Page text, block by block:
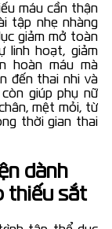
máu cần thận
tập nhẹ nhàng
giảm mở toàn
linh hoạt, giảm
hoàn máu mà
đến thai nhi và
giúp phụ nữ
mệt mỏi, từ
thời gian thai
dành
thiếu sắt